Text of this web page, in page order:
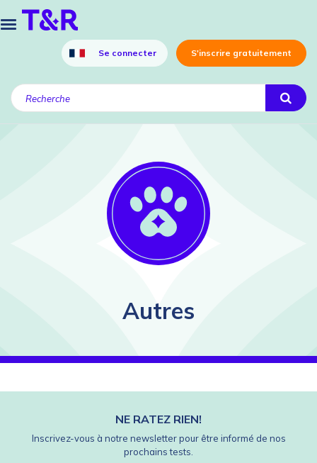
Se connecter S'inscrire gratuitement
Autres
NE RATEZ RIEN!
Inscrivez-vous à notre newsletter pour être informé de nos
prochains tests.